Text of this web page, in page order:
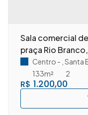
Sala comercial
praça Rio
D'Oeste/SP.
R$ 1.200,00
Centro Santa
2
133m²